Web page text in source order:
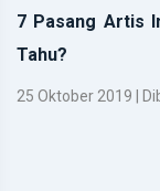
7 Pasang Artis
Tahu?
25 Oktober 2019 |